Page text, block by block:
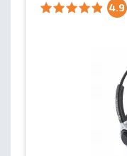
4.9